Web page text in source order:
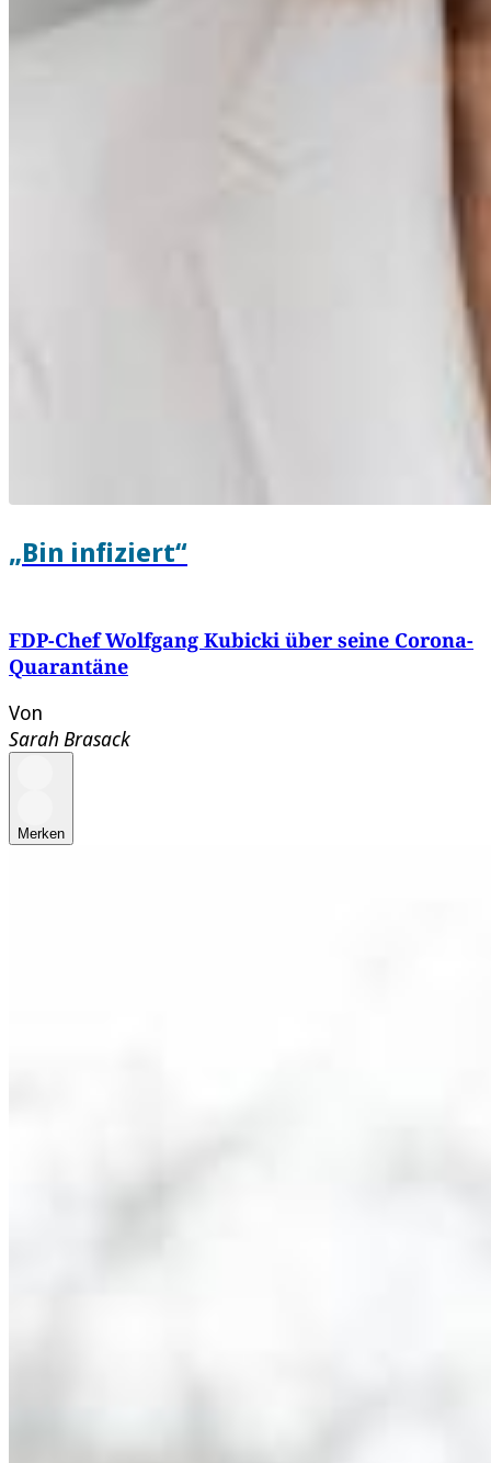
„Bin infiziert“
FDP-Chef Wolfgang Kubicki über seine Corona-
Quarantäne
Von
Sarah Brasack
Merken